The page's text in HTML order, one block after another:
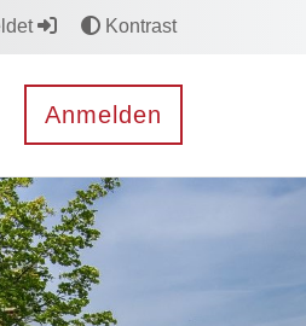
Kontrast
Anmelden